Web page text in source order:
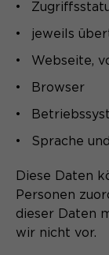
jeweils
Webseite,
Browser
Sprache
Diese Daten
Personen
dieser Daten
wir nicht vor.